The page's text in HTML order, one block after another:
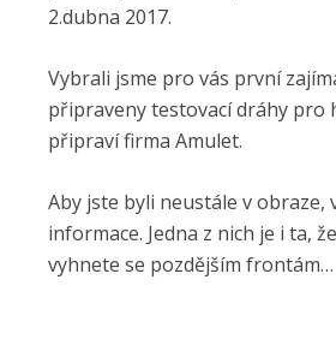
2.dubna 2017.
Vybrali jsme pro vás první
připraveny testovací dráhy pro
připraví firma Amulet.
Aby jste byli neustále v
informace. Jedna z nich je i ta,
vyhnete se pozdějším frontám…